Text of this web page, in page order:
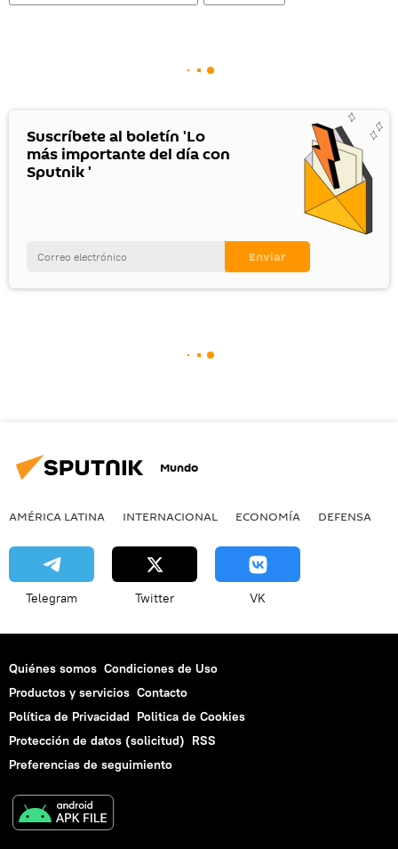
Suscríbete al boletín 'Lo
más importante del día con
Sputnik '
Mundo
AMÉRICA LATINA INTERNACIONAL ECONOMÍA DEFENSA
Telegram Twitter VK
Quiénes somos Condiciones de Uso
Productos y servicios Contacto
Política de Privacidad Politica de Cookies
Protección de datos (solicitud) RSS
Preferencias de seguimiento